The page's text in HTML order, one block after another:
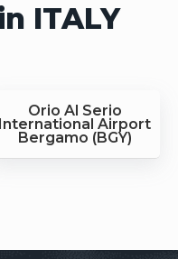
ITALY
Orio Al Serio
International Airport
Bergamo (BGY)